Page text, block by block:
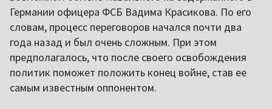
Германии офицера ФСБ Вадима Красикова. По его
словам, процесс переговоров начался почти два
года назад и был очень сложным. При этом
предполагалось, что после своего освобождения
политик поможет положить конец войне, став ее
самым известным оппонентом.